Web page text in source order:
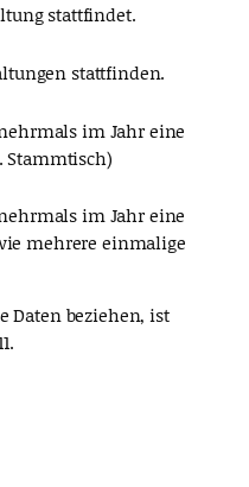
stattfindet.
stattfinden.
im Jahr eine
Stammtisch)
im Jahr eine
mehrere einmalige
Daten beziehen, ist